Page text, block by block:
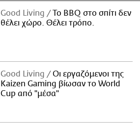
Good Living
Το BBQ στο σπίτι δεν
θέλει χώρο. Θέλει τρόπο.
Good Living
Οι εργαζόμενοι της
Kaizen Gaming βίωσαν το World
Cup από "μέσα"